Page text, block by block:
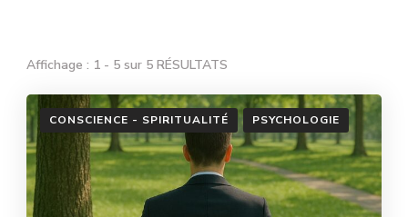
Affichage : 1 - 5 sur 5 RÉSULTATS
CONSCIENCE - SPIRITUALITÉ PSYCHOLOGIE